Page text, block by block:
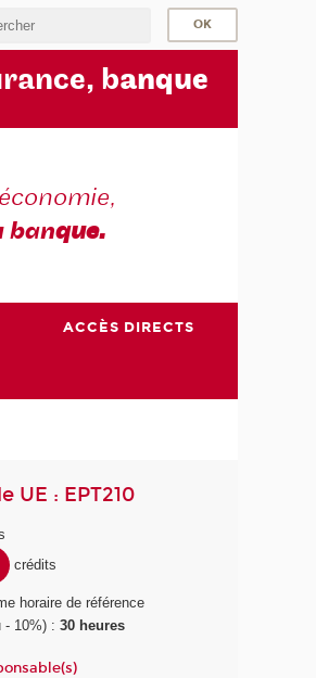
banque
banque.
ACCÈS DIRECTS
UE : EPT210
crédits
horaire de référence
- 10%) :30 heures